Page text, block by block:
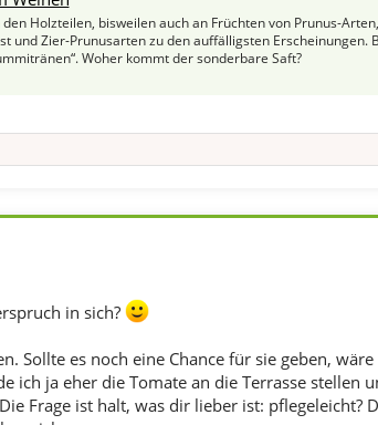
Holzteilen, bisweilen auch an Früchten von Prunus-
und Zier-Prunusarten zu den auffälligsten Erscheinungen.
Woher kommt der sonderbare Saft?
in sich?
Sollte es noch eine Chance für sie geben,
ich ja eher die Tomate an die Terrasse stellen
Frage ist halt, was dir lieber ist: pflegeleicht?